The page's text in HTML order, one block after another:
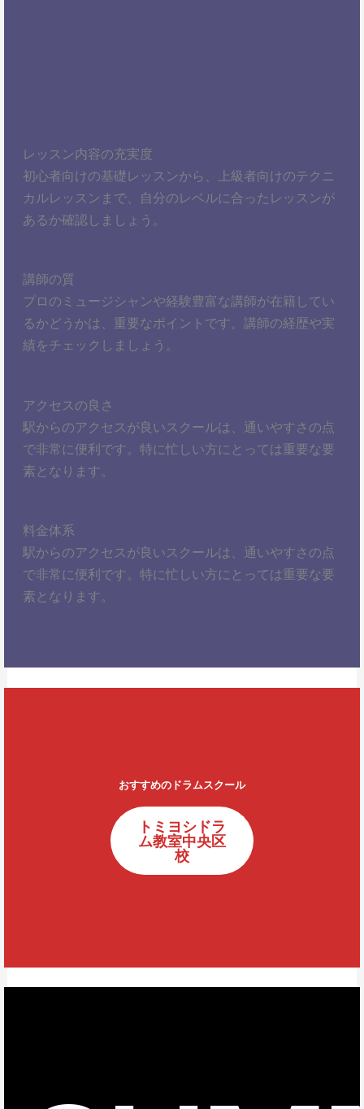
レッスン内容の充実度
初心者向けの基礎レッスンから、上級者向けのテクニ
カルレッスンまで、自分のレベルに合ったレッスンが
あるか確認しましょう。
講師の質
プロのミュージシャンや経験豊富な講師が在籍してい
るかどうかは、重要なポイントです。講師の経歴や実
績をチェックしましょう。
アクセスの良さ
駅からのアクセスが良いスクールは、通いやすさの点
で非常に便利です。特に忙しい方にとっては重要な要
素となります。
料金体系
駅からのアクセスが良いスクールは、通いやすさの点
で非常に便利です。特に忙しい方にとっては重要な要
素となります。
おすすめのドラムスクール
トミヨシドラ
ム教室中央区
校